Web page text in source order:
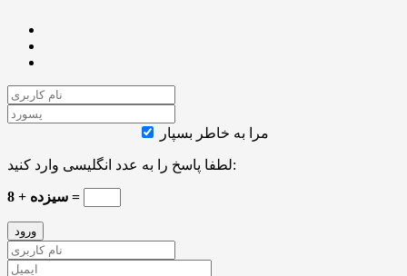
مرا به خاطر بسپار
لطفا پاسخ را به عدد انگلیسی وارد کنید:
سیزده + 8 =